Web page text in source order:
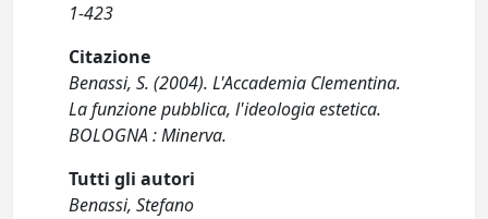
1-423
Citazione
Benassi, S. (2004). L'Accademia Clementina.
La funzione pubblica, l'ideologia estetica.
BOLOGNA : Minerva.
Tutti gli autori
Benassi, Stefano